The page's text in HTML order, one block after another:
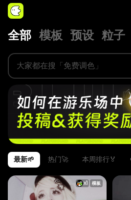
全部 模板 预设 粒子
最新🌱 热门🚀 本周排行🏅️
x1 模板